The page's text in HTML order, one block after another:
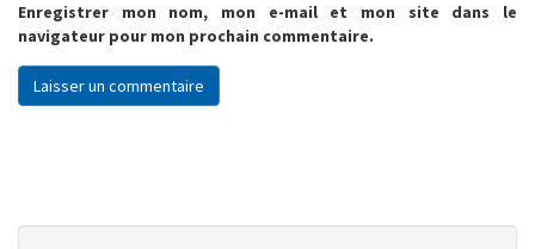
Enregistrer mon nom, mon e-mail et mon site dans le
navigateur pour mon prochain commentaire.